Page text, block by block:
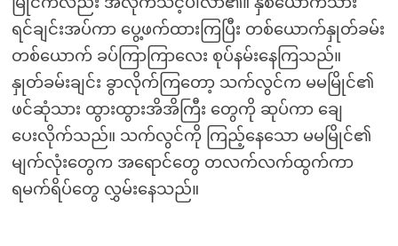
ရင်ချင်းအပ်ကာ ပွေ့ဖက်ထားကြပြီး တစ်ယောက်နှုတ်ခမ်း
တစ်ယောက် ခပ်ကြာကြာလေး စုပ်နမ်းနေကြသည်။
နှုတ်ခမ်းချင်း ခွာလိုက်ကြတော့ သက်လွင်က မမမြိုင်၏
ဖင်ဆုံသား ထွားထွားအိအိကြီး တွေကို ဆုပ်ကာ ချေ
ပေးလိုက်သည်။ သက်လွင်ကို ကြည့်နေသော မမမြိုင်၏
မျက်လုံးတွေက အရောင်တွေ တလက်လက်ထွက်ကာ
ရမက်ရိပ်တွေ လွှမ်းနေသည်။